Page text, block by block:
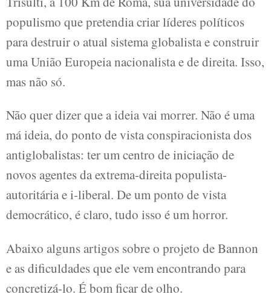
populismo que pretendia criar líderes políticos
para destruir o atual sistema globalista e construir
uma União Europeia nacionalista e de direita. Isso,
mas não só.
Não quer dizer que a ideia vai morrer. Não é uma
má ideia, do ponto de vista conspiracionista dos
antiglobalistas: ter um centro de iniciação de
novos agentes da extrema-direita populista-
autoritária e i-liberal. De um ponto de vista
democrático, é claro, tudo isso é um horror.
Abaixo alguns artigos sobre o projeto de Bannon
e as dificuldades que ele vem encontrando para
concretizá-lo. É bom ficar de olho.